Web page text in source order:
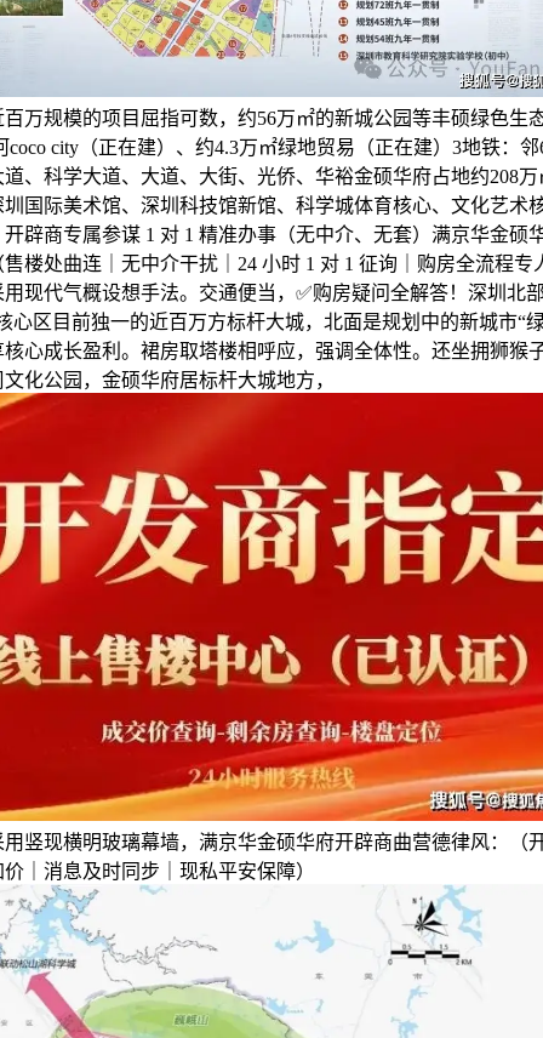
万规模的项目屈指可数，约56万㎡的新城公园等丰硕绿色生
coco city（正在建）、约4.3万㎡绿地贸易（正在建）3地铁：
、科学大道、大道、大街、光侨、华裕金硕华府占地约208
国际美术馆、深圳科技馆新馆、科学城体育核心、文化艺术
辟商专属参谋 1 对 1 精准办事（无中介、无套）满京华金硕
楼处曲连｜无中介干扰｜24 小时 1 对 1 征询｜购房全流程专
现代气概设想手法。交通便当，✅购房疑问全解答！深圳北
心区目前独一的近百万方标杆大城，北面是规划中的新城市
心成长盈利。裙房取塔楼相呼应，强调全体性。还坐拥狮猴
化公园，金硕华府居标杆大城地方，
竖现横明玻璃幕墙，满京华金硕华府开辟商曲营德律风：（
｜消息及时同步｜现私平安保障）